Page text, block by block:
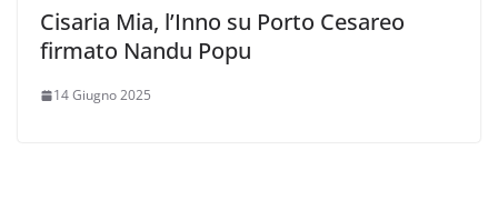
Cisaria Mia, l’Inno su Porto Cesareo
firmato Nandu Popu
14 Giugno 2025